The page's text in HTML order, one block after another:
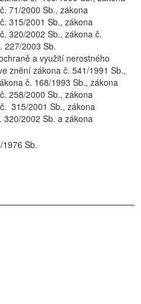
71/2000 Sb., zákona
315/2001 Sb., zákona
320/2002 Sb., zákona č.
227/2003 Sb.
a využití nerostného
znění zákona č. 541/1991 Sb.,
č. 168/1993 Sb., zákona
258/2000 Sb., zákona
315/2001 Sb., zákona
320/2002 Sb. a zákona
Sb.